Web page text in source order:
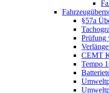
§57a
Prüfung
CEMT
Tempo